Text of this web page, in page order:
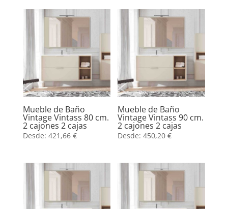
Mueble de Baño
Vintage Vintass 80 cm.
2 cajones 2 cajas
Desde: 421,66 €
Mueble de Baño
Vintage Vintass 90 cm.
2 cajones 2 cajas
Desde:450,20€